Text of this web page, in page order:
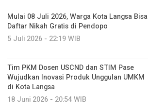
Mulai 08 Juli 2026, Warga Kota Langsa Bisa
Daftar Nikah Gratis di Pendopo
5 Juli 2026 - 22:19 WIB
Tim PKM Dosen USCND dan STIM Pase
Wujudkan Inovasi Produk Unggulan UMKM
di Kota Langsa
18 Juni 2026 - 20:54 WIB